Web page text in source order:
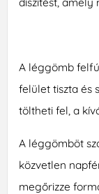
A léggömb
felület tiszta és
töltheti fel, a
A léggömböt
közvetlen
megőrizze